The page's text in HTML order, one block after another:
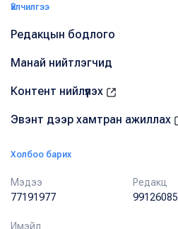
Үйлчилгээ
Редакцын бодлого
Манай нийтлэгчид
Контент нийлүүлэх
Эвэнт дээр хамтран ажиллах
Холбоо барих
Мэдээ
77191977
Редакц
99126085
Имэйл